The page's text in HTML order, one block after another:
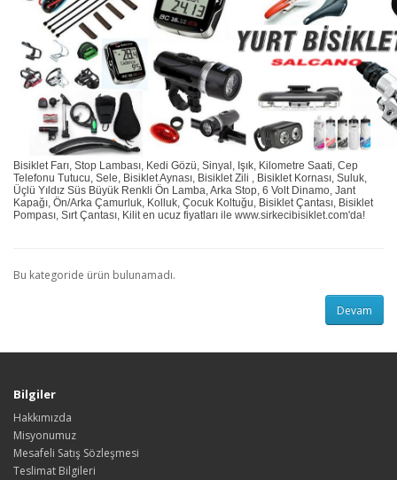
Bisiklet Farı, Stop Lambası, Kedi Gözü, Sinyal, Işık, Kilometre Saati, Cep
Telefonu Tutucu, Sele, Bisiklet Aynası, Bisiklet Zili , Bisiklet Kornası, Suluk,
Üçlü Yıldız Süs Büyük Renkli Ön Lamba, Arka Stop, 6 Volt Dinamo, Jant
Kapağı, Ön/Arka Çamurluk, Kolluk, Çocuk Koltuğu, Bisiklet Çantası, Bisiklet
Pompası, Sırt Çantası, Kilit en ucuz fiyatları ile www.sirkecibisiklet.com'da!
Bu kategoride ürün bulunamadı.
Devam
Bilgiler
Hakkımızda
Misyonumuz
Mesafeli Satış Sözleşmesi
Teslimat Bilgileri